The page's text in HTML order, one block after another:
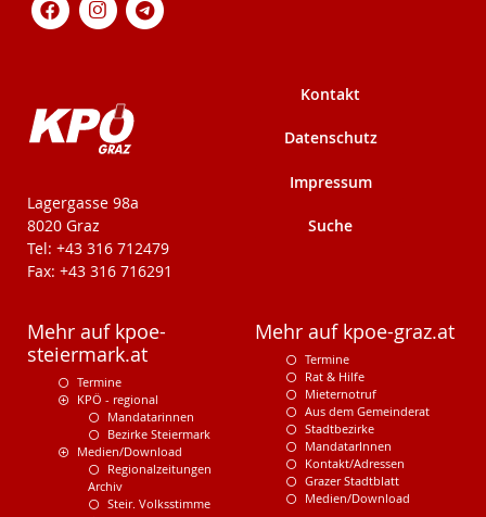
KPÖ-Steiermark
Lagergasse 98a
8020 Graz
Tel: +43 316 712479
Fax: +43 316 716291
Kontakt
Datenschutz
Impressum
Suche
Mehr auf kpoe-
steiermark.at
Termine
KPÖ - regional
Mandatarinnen
Bezirke Steiermark
Medien/Download
Regionalzeitungen
Archiv
Steir. Volksstimme
Mehr auf kpoe-graz.at
Termine
Rat & Hilfe
Mieternotruf
Aus dem Gemeinderat
Stadtbezirke
MandatarInnen
Kontakt/Adressen
Grazer Stadtblatt
Medien/Download